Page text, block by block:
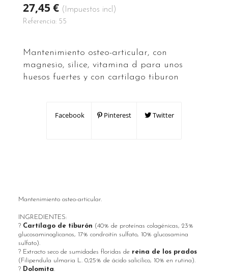
27,45 € (Impuestos incl)
Referencia: 55
Mantenimiento osteo-articular, con
magnesio, silice, vitamina d para unos
huesos fuertes y con cartilago tiburon
Facebook Pinterest Twitter
Mantenimiento osteo-articular.
INGREDIENTES:
? Cartílago de tiburón (40% de proteínas colagénicas, 23%
glucosaminoglicanos, 17% condroitín sulfato, 10% glucosamina
sulfato).
? Extracto seco de sumidades floridas de reina de los prados
(Filipendula ulmaria L. 0,25% de ácido salicílico, 10% en rutina).
? Dolomita.